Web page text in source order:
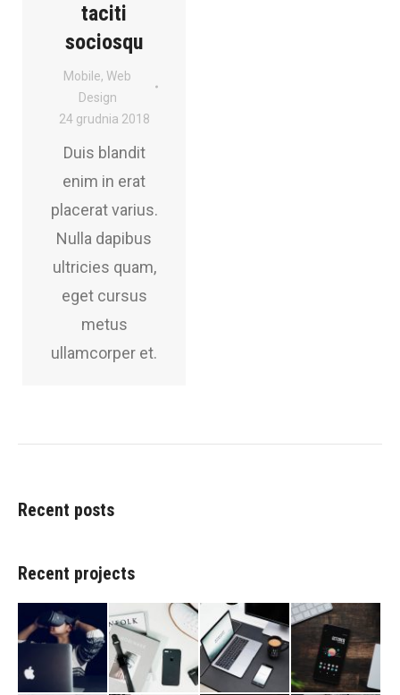
taciti
sociosqu
Mobile, Web
Design
24 grudnia 2018
Duis blandit
enim in erat
placerat varius.
Nulla dapibus
ultricies quam,
eget cursus
metus
ullamcorper et.
Recent posts
Recent projects